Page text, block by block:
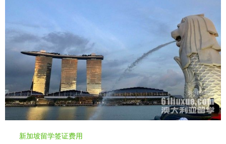
新加坡留学签证费用